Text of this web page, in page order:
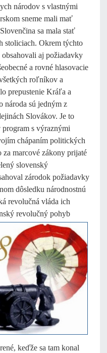
národov s vlastnými
sneme mali mať
sa mala stať
stoliciach. Okrem týchto
aj požiadavky
a rovné hlasovacie
roľníkov a
prepustenie Kráľa a
národa sú jedným z
Slovákov. Je to
s výraznými
chápaním politických
marcové zákony prijaté
slovenský
zárodok požiadavky
dôsledku národnostnú
revolučná vláda ich
revolučný pohyb
keďže sa tam konal